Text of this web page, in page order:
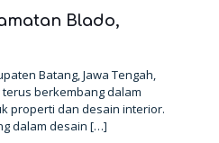
Blado,
Batang, Jawa Tengah,
berkembang dalam
properti dan desain interior.
dalam desain […]